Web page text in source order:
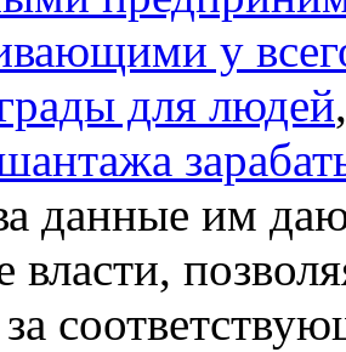
у
для людей
данные им
власти,